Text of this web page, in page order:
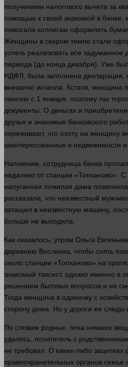
получением налогового вычета за
помощью к своей знакомой в банке,
помогала коллегам оформлять
Женщины в скором темпе стали
успеть реализовать все задуманное
периода (до конца декабря). Уже
НДФЛ, была заполнена декларация,
внезапно исчезла. Кстати, женщина
пенсию с 1 января, поэтому так
документы. О деньгах и
друзья и знакомые банковского
переживают, что охоту на женщину
заинтересованные в недвижимости
Напомним, сотрудница банка
недалеко от станции «Топканово». С
напуганная пожилая дама
рассказала, что неизвестный
затащил в неизвестную машину,
больше не выходила.
Как оказалось, утром Ольга
деревнею Вослинка, чтобы снять
около станции «Топканово» на
знакомый таксист, однако именно в
решением бытовых вопросов и не
Тогда женщина в одиночку с
сторону дома . Но у дороги ее следы
По словам родных, пока никаких
удалось, похититель с
не требовал. О каких-либо зацепках
правоохранительных органов семье